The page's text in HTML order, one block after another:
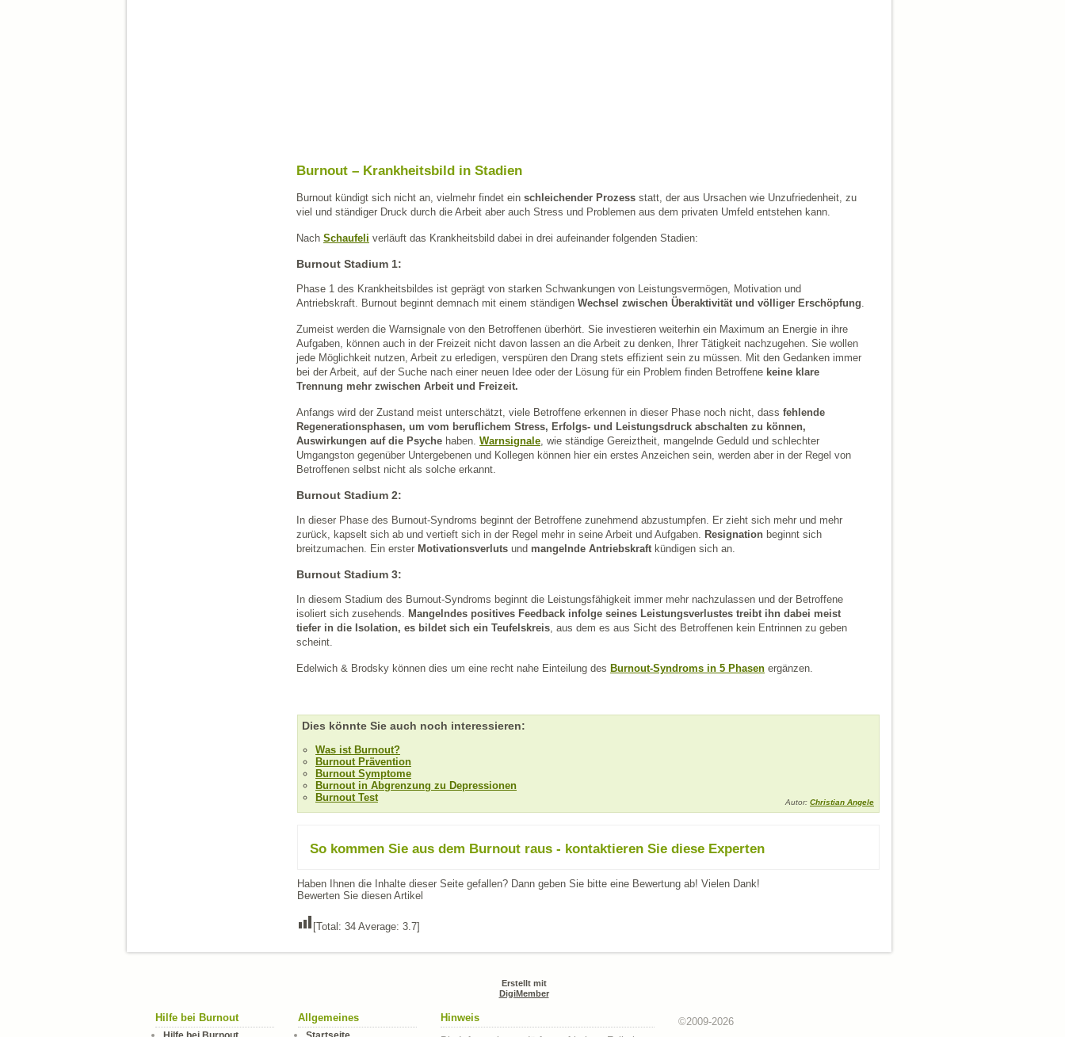
Burnout – Krankheitsbild in Stadien
Burnout kündigt sich nicht an, vielmehr findet ein schleichender Prozess statt, der aus Ursachen wie Unzufriedenheit, zu
viel und ständiger Druck durch die Arbeit aber auch Stress und Problemen aus dem privaten Umfeld entstehen kann.
Nach Schaufeli verläuft das Krankheitsbild dabei in drei aufeinander folgenden Stadien:
Burnout Stadium 1:
Phase 1 des Krankheitsbildes ist geprägt von starken Schwankungen von Leistungsvermögen, Motivation und
Antriebskraft. Burnout beginnt demnach mit einem ständigen Wechsel zwischen Überaktivität und völliger Erschöpfung.
Zumeist werden die Warnsignale von den Betroffenen überhört. Sie investieren weiterhin ein Maximum an Energie in ihre
Aufgaben, können auch in der Freizeit nicht davon lassen an die Arbeit zu denken, Ihrer Tätigkeit nachzugehen. Sie wollen
jede Möglichkeit nutzen, Arbeit zu erledigen, verspüren den Drang stets effizient sein zu müssen. Mit den Gedanken immer
bei der Arbeit, auf der Suche nach einer neuen Idee oder der Lösung für ein Problem finden Betroffene keine klare
Trennung mehr zwischen Arbeit und Freizeit.
Anfangs wird der Zustand meist unterschätzt, viele Betroffene erkennen in dieser Phase noch nicht, dass fehlende
Regenerationsphasen, um vom beruflichem Stress, Erfolgs- und Leistungsdruck abschalten zu können,
Auswirkungen auf die Psyche haben. Warnsignale, wie ständige Gereiztheit, mangelnde Geduld und schlechter
Umgangston gegenüber Untergebenen und Kollegen können hier ein erstes Anzeichen sein, werden aber in der Regel von
Betroffenen selbst nicht als solche erkannt.
Burnout Stadium 2:
In dieser Phase des Burnout-Syndroms beginnt der Betroffene zunehmend abzustumpfen. Er zieht sich mehr und mehr
zurück, kapselt sich ab und vertieft sich in der Regel mehr in seine Arbeit und Aufgaben. Resignation beginnt sich
breitzumachen. Ein erster Motivationsverluts und mangelnde Antriebskraftkündigen sich an.
Burnout Stadium 3:
In diesem Stadium des Burnout-Syndroms beginnt die Leistungsfähigkeit immer mehr nachzulassen und der Betroffene
isoliert sich zusehends. Mangelndes positives Feedback infolge seines Leistungsverlustes treibt ihn dabei meist
tiefer in die Isolation, es bildet sich ein Teufelskreis, aus dem es aus Sicht des Betroffenen kein Entrinnen zu geben
scheint.
Edelwich & Brodsky können dies um eine recht nahe Einteilung des Burnout-Syndroms in 5 Phasen ergänzen.
Dies könnte Sie auch noch interessieren:
Was ist Burnout?
Burnout Prävention
Burnout Symptome
Burnout in Abgrenzung zu Depressionen
Burnout Test
Autor: Christian Angele
So kommen Sie aus dem Burnout raus - kontaktieren Sie diese Experten
Haben Ihnen die Inhalte dieser Seite gefallen? Dann geben Sie bitte eine Bewertung ab! Vielen Dank!
Bewerten Sie diesen Artikel
[Total: 34 Average: 3.7]
Erstellt mit
DigiMember
Hilfe bei Burnout Allgemeines
Hinweis
©2009-2026